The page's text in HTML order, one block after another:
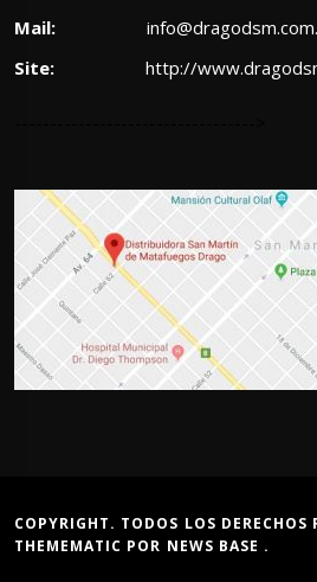
Mail:
Site:
http://
COPYRIGHT. TODOS LOS DERECHOS
THEMEMATIC POR NEWS BASE .